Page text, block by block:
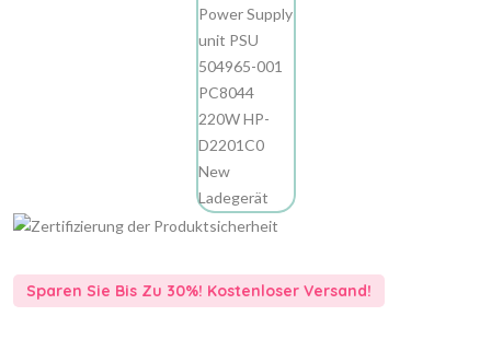
Sparen Sie Bis Zu 30%! Kostenloser Versand!